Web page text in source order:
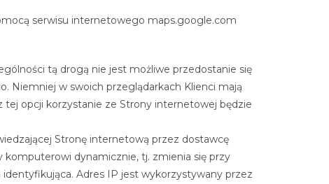
serwisu internetowego maps.google.com
tą drogą nie jest możliwe przedostanie się
Niemniej w swoich przeglądarkach Klienci mają
tej opcji korzystanie ze Strony internetowej będzie
Stronę internetową przez dostawcę
dynamicznie, tj. zmienia się przy
Adres IP jest wykorzystywany przez